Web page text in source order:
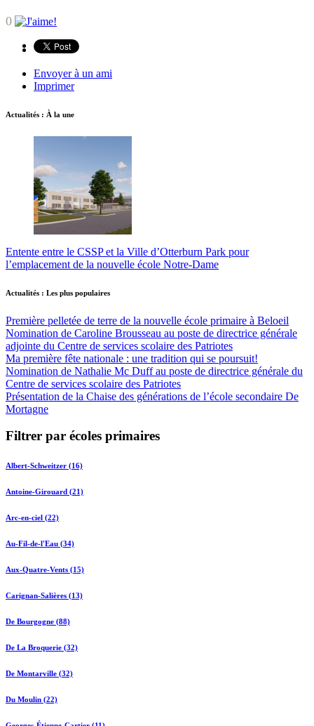
0
Envoyer à un ami
Imprimer
Actualités : À la une
Entente entre le CSSP et la Ville d’Otterburn Park pour
l’emplacement de la nouvelle école Notre-Dame
Actualités : Les plus populaires
Première pelletée de terre de la nouvelle école primaire à Beloeil
Nomination de Caroline Brousseau au poste de directrice générale
adjointe du Centre de services scolaire des Patriotes
Ma première fête nationale : une tradition qui se poursuit!
Nomination de Nathalie Mc Duff au poste de directrice générale du
Centre de services scolaire des Patriotes
Présentation de la Chaise des générations de l’école secondaire De
Mortagne
Filtrer par écoles primaires
Albert-Schweitzer (16)
Antoine-Girouard (21)
Arc-en-ciel (22)
Au-Fil-de-l'Eau (34)
Aux-Quatre-Vents (15)
Carignan-Salières (13)
De Bourgogne (88)
De La Broquerie (32)
De Montarville (32)
Du Moulin (22)